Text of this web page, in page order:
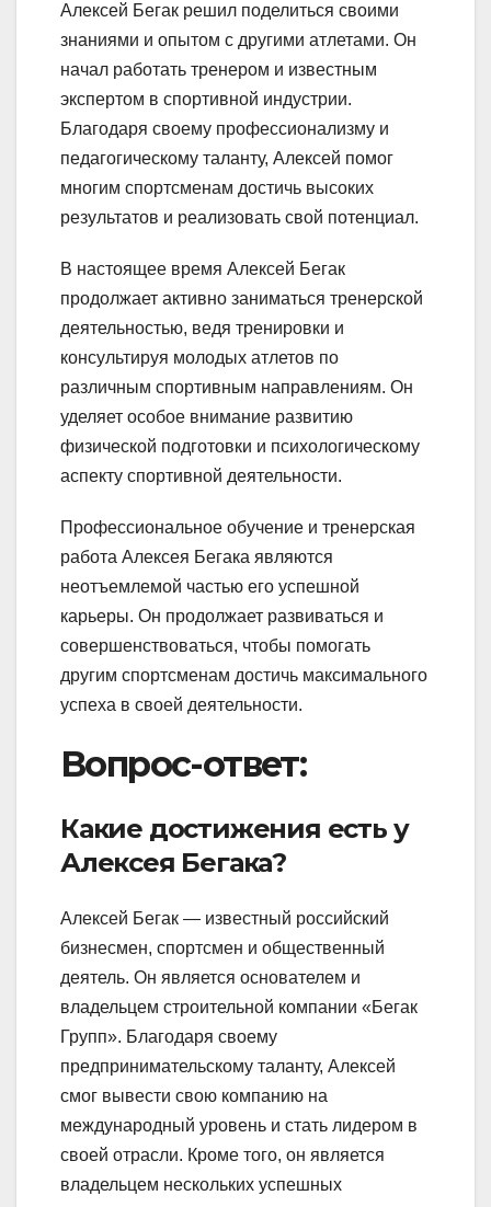
Алексей Бегак решил поделиться своими
знаниями и опытом с другими атлетами. Он
начал работать тренером и известным
экспертом в спортивной индустрии.
Благодаря своему профессионализму и
педагогическому таланту, Алексей помог
многим спортсменам достичь высоких
результатов и реализовать свой потенциал.
В настоящее время Алексей Бегак
продолжает активно заниматься тренерской
деятельностью, ведя тренировки и
консультируя молодых атлетов по
различным спортивным направлениям. Он
уделяет особое внимание развитию
физической подготовки и психологическому
аспекту спортивной деятельности.
Профессиональное обучение и тренерская
работа Алексея Бегака являются
неотъемлемой частью его успешной
карьеры. Он продолжает развиваться и
совершенствоваться, чтобы помогать
другим спортсменам достичь максимального
успеха в своей деятельности.
Вопрос-ответ:
Какие достижения есть у
Алексея Бегака?
Алексей Бегак — известный российский
бизнесмен, спортсмен и общественный
деятель. Он является основателем и
владельцем строительной компании «Бегак
Групп». Благодаря своему
предпринимательскому таланту, Алексей
смог вывести свою компанию на
международный уровень и стать лидером в
своей отрасли. Кроме того, он является
владельцем нескольких успешных